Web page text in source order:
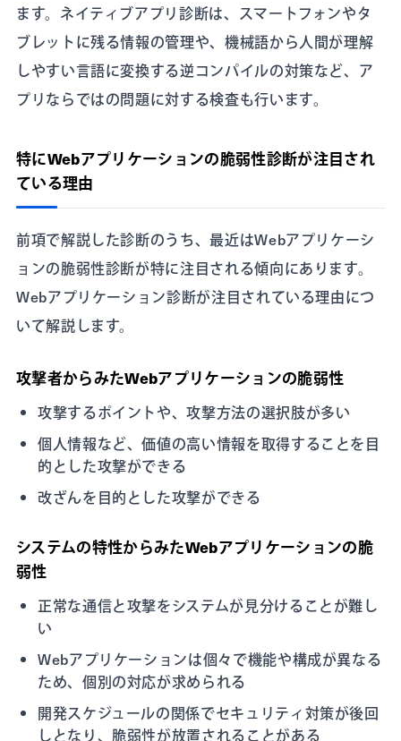
ます。ネイティブアプリ診断は、スマートフォンやタ
ブレットに残る情報の管理や、機械語から人間が理解
しやすい言語に変換する逆コンパイルの対策など、ア
プリならではの問題に対する検査も行います。
特にWebアプリケーションの脆弱性診断が注目され
ている理由
前項で解説した診断のうち、最近はWebアプリケーシ
ョンの脆弱性診断が特に注目される傾向にあります。
Webアプリケーション診断が注目されている理由につ
いて解説します。
攻撃者からみたWebアプリケーションの脆弱性
攻撃するポイントや、攻撃方法の選択肢が多い
個人情報など、価値の高い情報を取得することを目
的とした攻撃ができる
改ざんを目的とした攻撃ができる
システムの特性からみたWebアプリケーションの脆
弱性
正常な通信と攻撃をシステムが見分けることが難し
い
Webアプリケーションは個々で機能や構成が異なる
ため、個別の対応が求められる
開発スケジュールの関係でセキュリティ対策が後回
しとなり、脆弱性が放置されることがある